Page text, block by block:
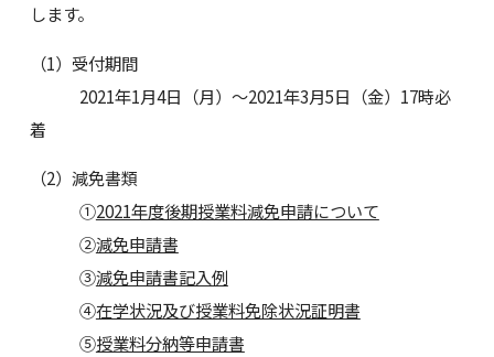
します。
（1）受付期間
2021年1月4日（月）～2021年3月5日（金）17時必
着
（2）減免書類
①2021年度後期授業料減免申請について
②減免申請書
③減免申請書記入例
④在学状況及び授業料免除状況証明書
⑤授業料分納等申請書